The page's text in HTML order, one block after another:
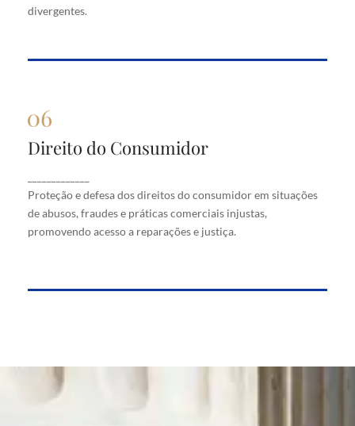
divergentes.
Direito do Consumidor
Proteção e defesa dos direitos do consumidor em situações
de abusos, fraudes e práticas comerciais injustas,
promovendo acesso a reparações e justiça.
Direito do Consumidor
situações de abusos, fraudes e práticas comerciais
injustas, promovendo acesso a reparações e justiça.